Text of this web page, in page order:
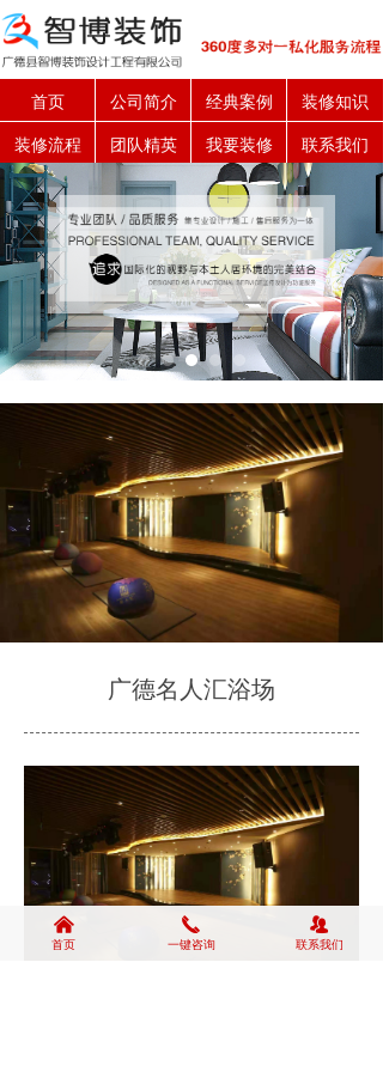
首页 公司简介 经典案例
装修知识
装修流程
团队精英 我要装修 联系我们
广德名人汇浴场
낀
首页
끅
一键咨询
뀡
联系我们